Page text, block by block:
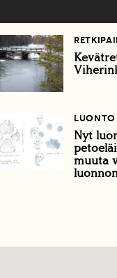
LUONTO
Nyt
muuta